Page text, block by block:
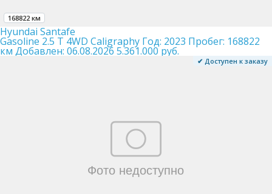
168822 км
Hyundai Santafe
Gasoline 2.5 T 4WD Caligraphy Год: 2023 Пробег: 168822
км Добавлен: 06.08.2026 5.361.000 руб.
✔ Доступен к заказу